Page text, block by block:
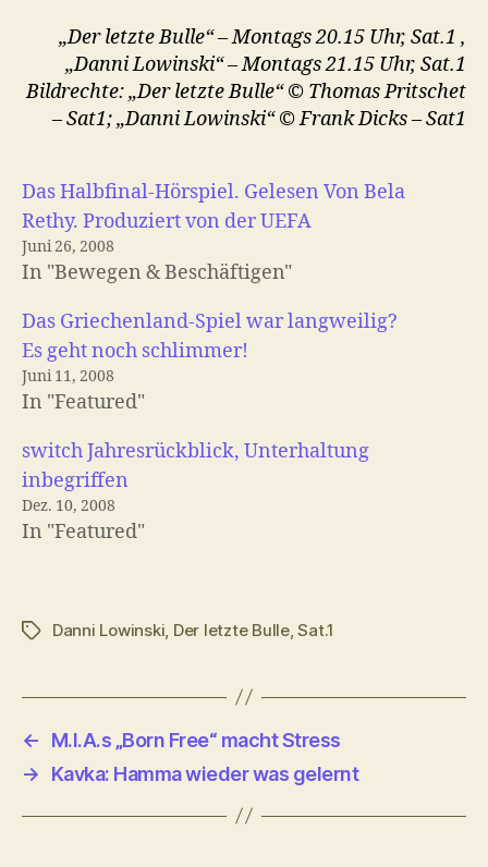
„Der letzte Bulle“ – Montags 20.15 Uhr, Sat.1 ,
„Danni Lowinski“ – Montags 21.15 Uhr, Sat.1
Bildrechte: „Der letzte Bulle“ © Thomas Pritschet
– Sat1; „Danni Lowinski“ © Frank Dicks – Sat1
Das Halbfinal-Hörspiel. Gelesen Von Bela
Rethy. Produziert von der UEFA
Juni 26, 2008
In "Bewegen & Beschäftigen"
Das Griechenland-Spiel war langweilig?
Es geht noch schlimmer!
Juni 11, 2008
In "Featured"
switch Jahresrückblick, Unterhaltung
inbegriffen
Dez. 10, 2008
In "Featured"
Schlagwörter
Danni Lowinski, Der letzte Bulle,Sat.1
←
M.I.A.s „Born Free“ macht Stress
→
Kavka: Hamma wieder was gelernt